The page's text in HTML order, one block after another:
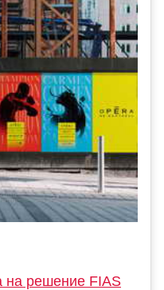
на решение FIAS